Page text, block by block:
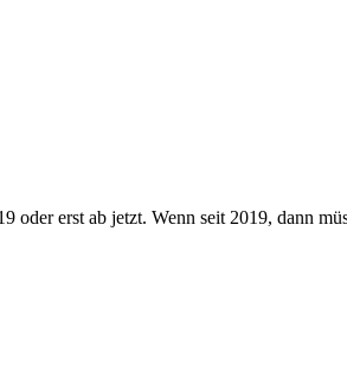
erst ab jetzt. Wenn seit 2019, dann